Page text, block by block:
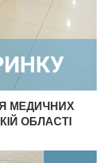
МЕДИЧНИХ
ОБЛАСТІ